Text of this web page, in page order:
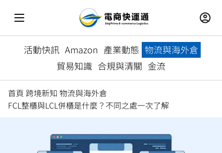
活動快訊 Amazon 產業動態 物流與海外倉
貿易知識 合規與清關 金流
首頁 跨境新知 物流與海外倉
FCL整櫃與LCL併櫃是什麼？不同之處一次了解